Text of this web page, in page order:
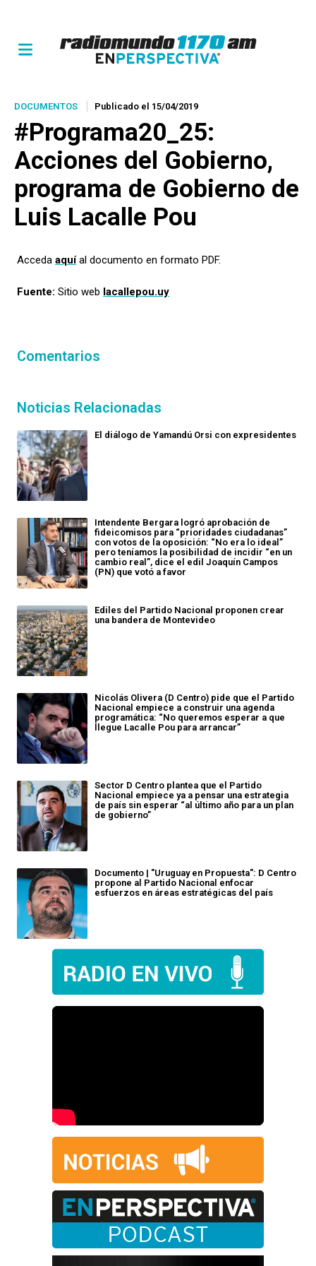
DOCUMENTOS Publicado el 15/04/2019
#Programa20_25:
Acciones del Gobierno,
programa de Gobierno de
Luis Lacalle Pou
Acceda aquíal documento en formato PDF.
Fuente: Sitio web lacallepou.uy
Comentarios
Noticias Relacionadas
El diálogo de Yamandú Orsi con expresidentes
Intendente Bergara logró aprobación de
fideicomisos para “prioridades ciudadanas”
con votos de la oposición: “No era lo ideal”
pero teníamos la posibilidad de incidir “en un
cambio real”, dice el edil Joaquín Campos
(PN) que votó a favor
Ediles del Partido Nacional proponen crear
una bandera de Montevideo
Nicolás Olivera (D Centro) pide que el Partido
Nacional empiece a construir una agenda
programática: “No queremos esperar a que
llegue Lacalle Pou para arrancar”
Sector D Centro plantea que el Partido
Nacional empiece ya a pensar una estrategia
de país sin esperar “al último año para un plan
de gobierno”
Documento | "Uruguay en Propuesta": D Centro
propone al Partido Nacional enfocar
esfuerzos en áreas estratégicas del país